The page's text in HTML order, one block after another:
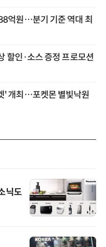
억원…분기 기준 역대 최
할인·소스 증정 프로모션
' 개최…포켓몬 별빛낙원
닉도